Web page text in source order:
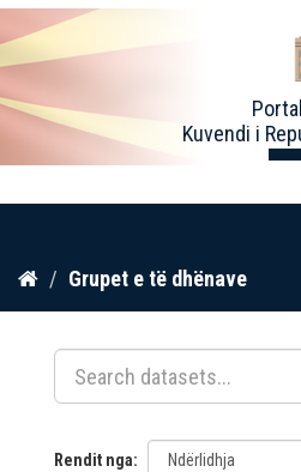
Kalo
përmbajtja
Kuvendi i
Grupet e të dhënave
Rendit nga